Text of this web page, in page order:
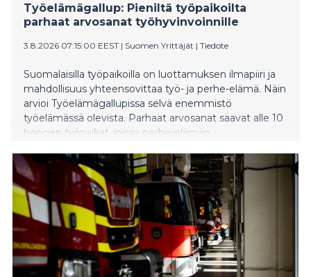
Työelämägallup: Pieniltä työpaikoilta
parhaat arvosanat työhyvinvoinnille
3.8.2026 07:15:00 EEST | Suomen Yrittäjät | Tiedote
Suomalaisilla työpaikoilla on luottamuksen ilmapiiri ja
mahdollisuus yhteensovittaa työ- ja perhe-elämä. Näin
arvioi Työelämägallupissa selvä enemmistö
työelämässä olevista. Parhaat arvosanat saavat alle 10
hengen työpaikat, joissa perhe-elämän
arvioidaan korkeiksi. Hyvä työilmapiiri nousee
rahapalkkaa tärkeämmäksi työssä viihtymisen tekijäksi.